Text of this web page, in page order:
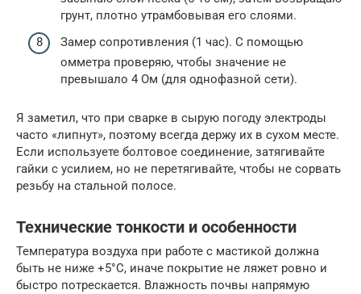
грунт, плотно утрамбовывая его слоями.
Замер сопротивления (1 час). С помощью
омметра проверяю, чтобы значение не
превышало 4 Ом (для однофазной сети).
Я заметил, что при сварке в сырую погоду электроды
часто «липнут», поэтому всегда держу их в сухом месте.
Если используете болтовое соединение, затягивайте
гайки с усилием, но не перетягивайте, чтобы не сорвать
резьбу на стальной полосе.
Технические тонкости и особенности
Температура воздуха при работе с мастикой должна
быть не ниже +5°C, иначе покрытие не ляжет ровно и
быстро потрескается. Влажность почвы напрямую